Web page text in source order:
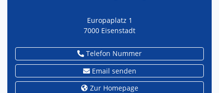
Europaplatz 1
7000 Eisenstadt
Telefon Nummer
Email senden
Zur Homepage